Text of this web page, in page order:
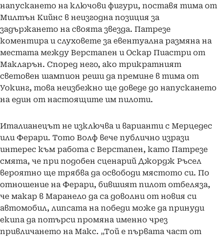
напускането на ключови фигури, поставя тима от
Милтън Кийнс в неизгодна позиция за
задържането на своята звезда. Патрезе
коментира и слуховете за евентуална размяна на
местата между Верстапен и Оскар Пиастри от
Макларън. Според него, ако трикратният
световен шампион реши да премине в тима от
Уокинг, това неизбежно ще доведе до напускането
на един от настоящите им пилоти.
Италианецът не изключва и варианти с Мерцедес
или Ферари. Тото Волф вече публично изрази
интерес към работа с Верстапен, като Патрезе
смята, че при подобен сценарий Джордж Ръсел
вероятно ще трябва да освободи мястото си. По
отношение на Ферари, бившият пилот отбеляза,
че макар в Маранело да са доволни от новия си
автомобил, липсата на победи може да принуди
екипа да потърси промяна именно чрез
привличането на Макс. „Той е първата част от